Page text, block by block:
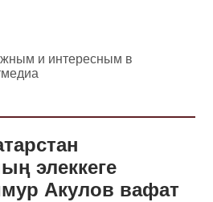
и интересным в
элеккеге
Акулов вафат